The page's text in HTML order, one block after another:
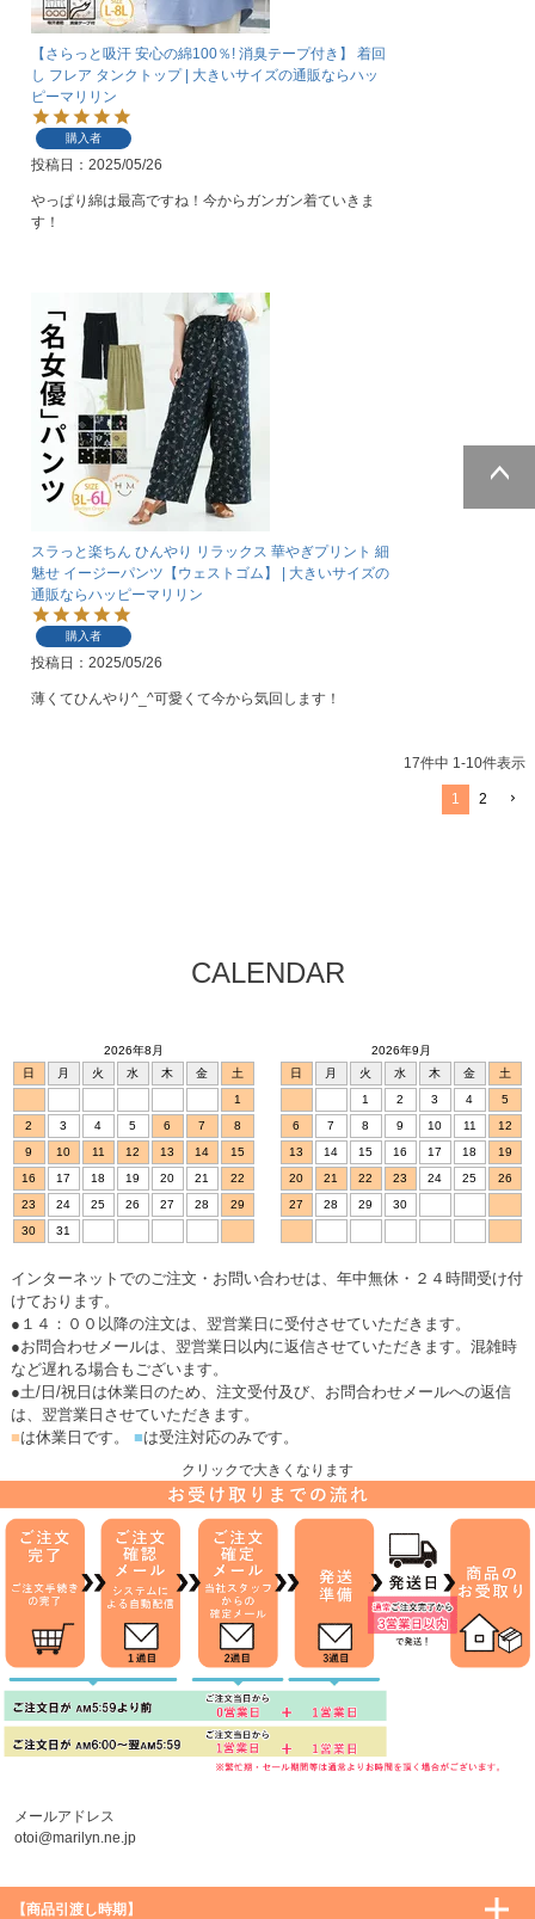
【さらっと吸汗 安心の綿100％! 消臭テープ付き】 着回
し フレア タンクトップ | 大きいサイズの通販ならハッ
ピーマリリン
購入者
投稿日 2025/05/26
やっぱり綿は最高ですね！今からガンガン着ていきま
す！
スラっと楽ちん ひんやり リラックス 華やぎプリント 細
魅せ イージーパンツ【ウェストゴム】 | 大きいサイズの
通販ならハッピーマリリン
購入者
投稿日 2025/05/26
薄くてひんやり^_^可愛くて今から気回します！
17件中 1-10件表示
1 2
CALENDAR
2026年8月
日
月 火 水 木 金
土
1
2
3 4 5 6 7
8
9
10 11 12 13 14
15
16
17 18 19 20 21
22
23
24 25 26 27 28
29
30
31
2026年9月
日
月 火 水 木 金
土
1
2 3 4
5
6
7 8 9 10 11
12
13
14 15 16 17 18
19
20
21 22 23 24 25
26
27
28 29 30
インターネットでのご注文・お問い合わせは、年中無休・２４時間受け付
けております。
●１４：００以降の注文は、翌営業日に受付させていただきます。
●お問合わせメールは、翌営業日以内に返信させていただきます。混雑時
など遅れる場合もございます。
●土/日/祝日は休業日のため、注文受付及び、お問合わせメールへの返信
は、翌営業日させていただきます。
■は休業日です。 ■は受注対応のみです。
クリックで大きくなります
メールアドレス
otoi@marilyn.ne.jp
【商品引渡し時期】